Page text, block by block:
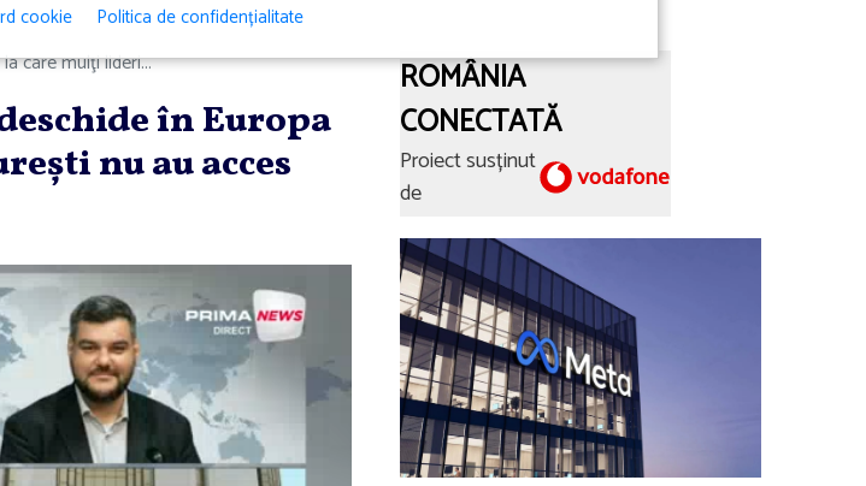
care mulţi lideri...
în Europa
nu au acces
ROMÂNIA
CONECTATĂ
Proiect susținut
de
cookie Politica de confidențialitate